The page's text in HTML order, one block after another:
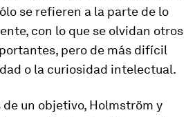
se refieren a la parte de lo
con lo que se olvidan otros
pero de más difícil
o la curiosidad intelectual.
un objetivo, Holmström y